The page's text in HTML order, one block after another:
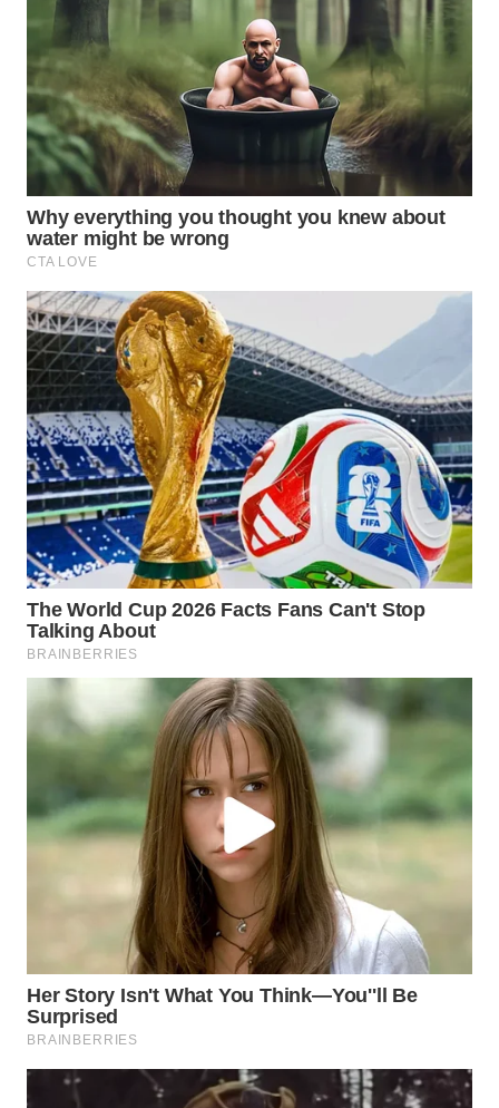
WN
NATUNA
WN
BINTAN
WN
MANDALIKA
WN
LIKUPANG
WN
LABUANBAJO
WN
BORNEO
Wahana
Media
Group
WAHANA
WAHANA
TANI
WAHANA
ADVOKAT
WAHANA
INFRASTRUKTUR
WAHANA
KONSUMEN
LISTRIK